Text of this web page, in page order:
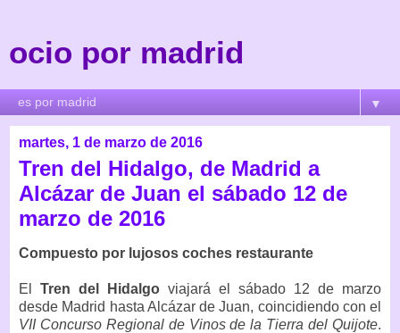
ocio por madrid
▼
martes, 1 de marzo de 2016
Tren del Hidalgo, de Madrid a
Alcázar de Juan el sábado 12 de
marzo de 2016
Compuesto por lujosos coches restaurante
El Tren del Hidalgo viajará el sábado 12 de marzo
desde Madrid hasta Alcázar de Juan, coincidiendo con el
VII Concurso Regional de Vinos de la Tierra del Quijote.